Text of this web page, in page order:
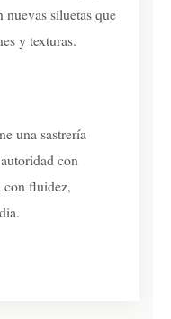
nuevas siluetas que
y texturas.
una sastrería
con
con fluidez,